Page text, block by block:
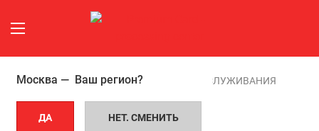
Москва — Ваш регион?
ДА НЕТ. СМЕНИТЬ
ГЛАВНАЯ СТРАНИЦА ТОЧКИ ОБСЛУЖИВАНИЯ
АЗС И АВТОСЕРВИСЫ